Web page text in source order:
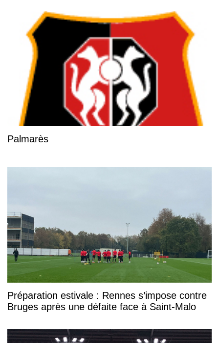
Palmarès
Préparation estivale : Rennes s’impose contre
Bruges après une défaite face à Saint-Malo